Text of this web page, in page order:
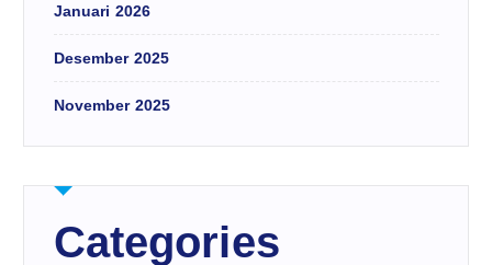
Januari 2026
Desember 2025
November 2025
Categories